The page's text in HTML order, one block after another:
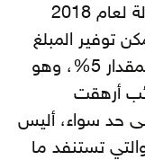
مليون دينار. لقد تعدت موازنة الدولة لعام 2018
توفير المبلغ
المطلوب بمجرد تخفيض النفقات بمقدار 5%، وهو
أرهقت
حد سواء، أليس
تستنفد ما